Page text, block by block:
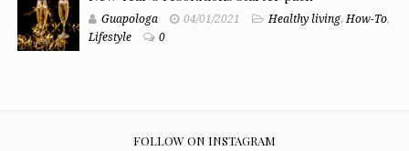
Guapologa 04/01/2021 Healthy living, How-To,
Lifestyle
0
FOLLOW ON INSTAGRAM